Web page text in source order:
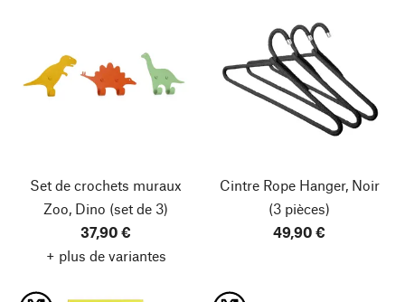
Set de crochets muraux
Zoo, Dino (set de 3)
37,90 €
+ plus de variantes
Cintre Rope Hanger, Noir
(3 pièces)
49,90 €